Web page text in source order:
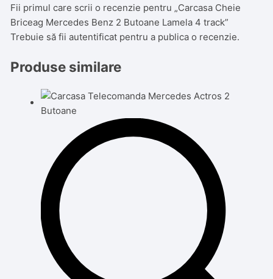
Fii primul care scrii o recenzie pentru „Carcasa Cheie
Briceag Mercedes Benz 2 Butoane Lamela 4 track”
Trebuie să fiiautentificat pentru a publica o recenzie.
Produse similare